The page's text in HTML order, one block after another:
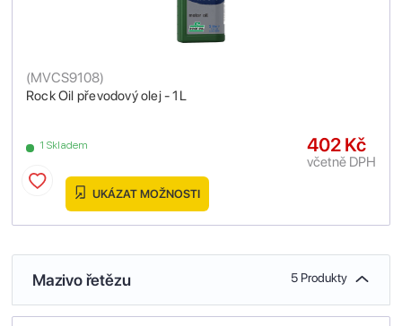
Rock Oil převodový olej - 1L
(MVCS9108)
1 Skladem 402 Kč
včetně DPH
UKÁZAT MOŽNOSTI
Mazivo řetězu 5 Produkty